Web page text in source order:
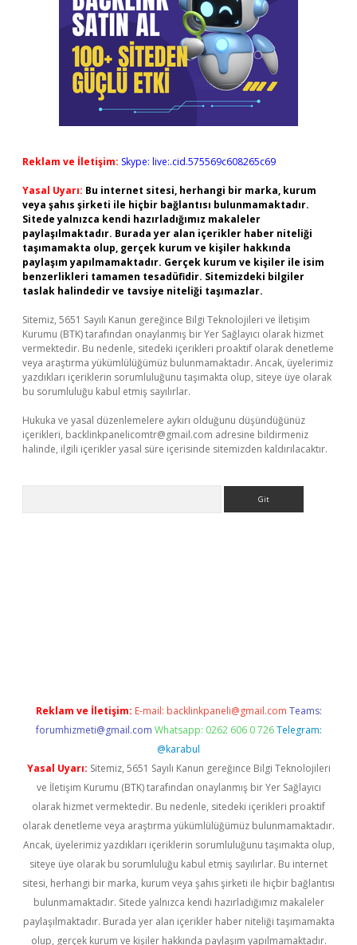
Reklam ve İletişim: Skype: live:.cid.575569c608265c69
Yasal Uyarı: Bu internet sitesi, herhangi bir marka, kurum
veya şahıs şirketi ile hiçbir bağlantısı bulunmamaktadır.
Sitede yalnızca kendi hazırladığımız makaleler
paylaşılmaktadır. Burada yer alan içerikler haber niteliği
taşımamakta olup, gerçek kurum ve kişiler hakkında
paylaşım yapılmamaktadır. Gerçek kurum ve kişiler ile isim
benzerlikleri tamamen tesadüfidir. Sitemizdeki bilgiler
taslak halindedir ve tavsiye niteliği taşımazlar.
Sitemiz, 5651 Sayılı Kanun gereğince Bilgi Teknolojileri ve İletişim
Kurumu (BTK) tarafından onaylanmış bir Yer Sağlayıcı olarak hizmet
vermektedir. Bu nedenle, sitedeki içerikleri proaktif olarak denetleme
veya araştırma yükümlülüğümüz bulunmamaktadır. Ancak, üyelerimiz
yazdıkları içeriklerin sorumluluğunu taşımakta olup, siteye üye olarak
bu sorumluluğu kabul etmiş sayılırlar.
Hukuka ve yasal düzenlemelere aykırı olduğunu düşündüğünüz
içerikleri, backlinkpanelicomtr@gmail.com adresine bildirmeniz
halinde, ilgili içerikler yasal süre içerisinde sitemizden kaldırılacaktır.
Reklam ve İletişim: E-mail: backlinkpaneli@gmail.com Teams:
forumhizmeti@gmail.com Whatsapp: 0262 606 0 726 Telegram:
@karabul
Yasal Uyarı: Sitemiz, 5651 Sayılı Kanun gereğince Bilgi Teknolojileri
ve İletişim Kurumu (BTK) tarafından onaylanmış bir Yer Sağlayıcı
olarak hizmet vermektedir. Bu nedenle, sitedeki içerikleri proaktif
olarak denetleme veya araştırma yükümlülüğümüz bulunmamaktadır.
Ancak, üyelerimiz yazdıkları içeriklerin sorumluluğunu taşımakta olup,
siteye üye olarak bu sorumluluğu kabul etmiş sayılırlar. Bu internet
sitesi, herhangi bir marka, kurum veya şahıs şirketi ile hiçbir bağlantısı
bulunmamaktadır. Sitede yalnızca kendi hazırladığımız makaleler
paylaşılmaktadır. Burada yer alan içerikler haber niteliği taşımamakta
olup, gerçek kurum ve kişiler hakkında paylaşım yapılmamaktadır.